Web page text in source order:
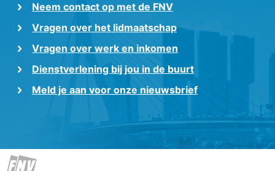
Neem contact op met de FNV
Vragen over het lidmaatschap
Vragen over werk en inkomen
Dienstverlening bij jou in de buurt
Meld je aan voor onze nieuwsbrief